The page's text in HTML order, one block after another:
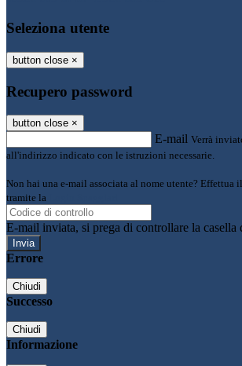
Seleziona utente
button close ×
Recupero password
button close ×
E-mail Verrà
all'indirizzo indicato con le istruzioni necessarie.
Non hai una e-mail associata al nome utente? Effettua
tramite la
E-mail inviata, si prega di controllare la casella
Errore
Chiudi
Successo
Chiudi
Informazione